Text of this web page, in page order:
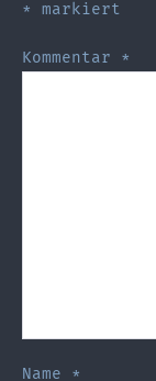
*
markiert
Kommentar *
Name *